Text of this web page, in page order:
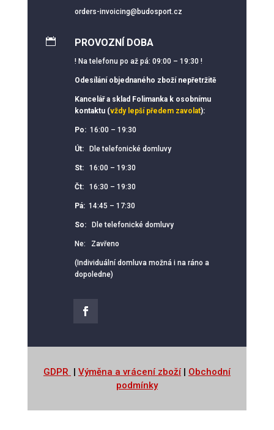
orders-invoicing@budosport.cz
 PROVOZNÍ DOBA
! Na telefonu po až pá: 09:00 – 19:30 !
Odesílání objednaného zboží nepřetržitě
Kancelář a sklad Folimanka k osobnímu
kontaktu (vždy lepší předem zavolat):
Po: 16:00 – 19:30
Út:Dle telefonické domluvy
St: 16:00 – 19:30
Čt: 16:30 – 19:30
Pá:14:45 – 17:30
So: Dle telefonické domluvy
Ne: Zavřeno
(Individuální domluva možná i na ráno a
dopoledne)
GDPR Výměna a vrácení zboží| Obchodní
podmínky